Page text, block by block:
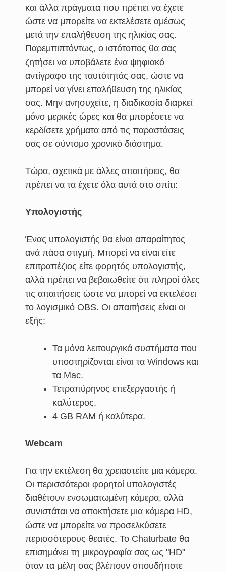
και άλλα πράγματα που πρέπει να έχετε
ώστε να μπορείτε να εκτελέσετε αμέσως
μετά την επαλήθευση της ηλικίας σας.
Παρεμπιπτόντως, ο ιστότοπος θα σας
ζητήσει να υποβάλετε ένα ψηφιακό
αντίγραφο της ταυτότητάς σας, ώστε να
μπορεί να γίνει επαλήθευση της ηλικίας
σας. Μην ανησυχείτε, η διαδικασία διαρκεί
μόνο μερικές ώρες και θα μπορέσετε να
κερδίσετε χρήματα από τις παραστάσεις
σας σε σύντομο χρονικό διάστημα.
Τώρα, σχετικά με άλλες απαιτήσεις, θα
πρέπει να τα έχετε όλα αυτά στο σπίτι:
Υπολογιστής
Ένας υπολογιστής θα είναι απαραίτητος
ανά πάσα στιγμή. Μπορεί να είναι είτε
επιτραπέζιος είτε φορητός υπολογιστής,
αλλά πρέπει να βεβαιωθείτε ότι πληροί όλες
τις απαιτήσεις ώστε να μπορεί να εκτελέσει
το λογισμικό OBS. Οι απαιτήσεις είναι οι
εξής:
Τα μόνα λειτουργικά συστήματα που
υποστηρίζονται είναι τα Windows και
τα Mac.
Τετραπύρηνος επεξεργαστής ή
καλύτερος.
4 GB RAM ή καλύτερα.
Webcam
Για την εκτέλεση θα χρειαστείτε μια κάμερα.
Οι περισσότεροι φορητοί υπολογιστές
διαθέτουν ενσωματωμένη κάμερα, αλλά
συνιστάται να αποκτήσετε μια κάμερα HD,
ώστε να μπορείτε να προσελκύσετε
περισσότερους θεατές. Το Chaturbate θα
επισημάνει τη μικρογραφία σας ως "HD"
όταν τα μέλη σας βλέπουν οπουδήποτε